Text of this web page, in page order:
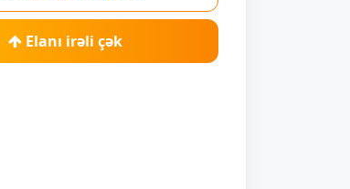
Elanı irəli çək